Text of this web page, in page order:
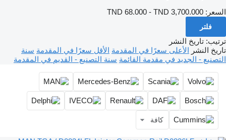
السعر: TND 68.000 - TND 3,700.000
فلتر
ترتيب: تاريخ النشر
تاريخ النشر الأعلى سعرًا في المقدمة الأقل سعرًا في المقدمة سنة
التصنيع - الجديد في مقدمة القائمة سنة التصنيع - القديم في المقدمة
كافة